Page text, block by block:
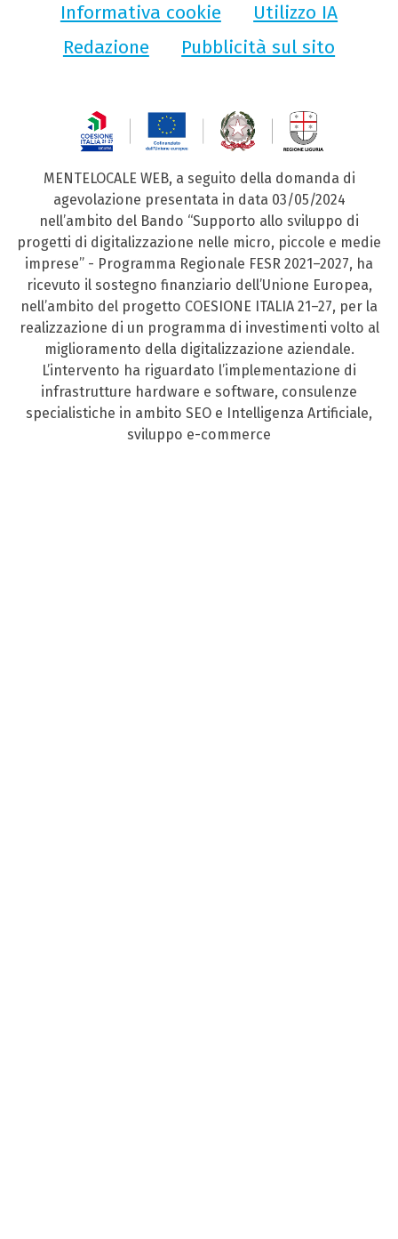
Informativa cookie
Utilizzo IA
Redazione
Pubblicità sul sito
MENTELOCALE WEB, a seguito della domanda di
agevolazione presentata in data 03/05/2024
nell’ambito del Bando “Supporto allo sviluppo di
progetti di digitalizzazione nelle micro, piccole e medie
imprese” - Programma Regionale FESR 2021–2027, ha
ricevuto il sostegno finanziario dell’Unione Europea,
nell’ambito del progetto COESIONE ITALIA 21–27, per la
realizzazione di un programma di investimenti volto al
miglioramento della digitalizzazione aziendale.
L’intervento ha riguardato l’implementazione di
infrastrutture hardware e software, consulenze
specialistiche in ambito SEO e Intelligenza Artificiale,
sviluppo e-commerce